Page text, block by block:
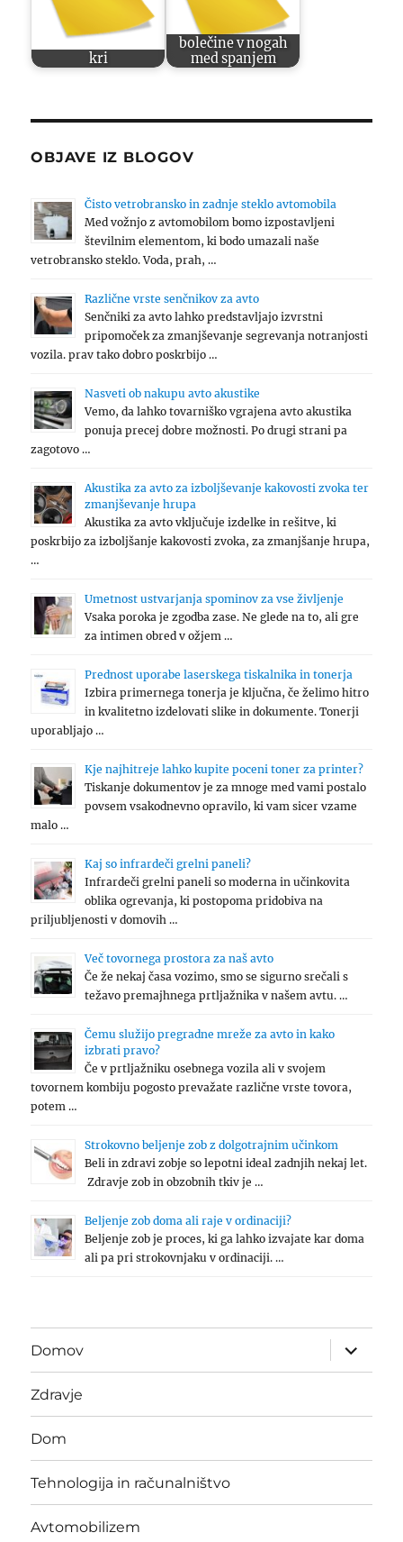
kri
bolečine v nogah
med spanjem
OBJAVE IZ BLOGOV
Čisto vetrobransko in zadnje steklo avtomobila
Med vožnjo z avtomobilom bomo izpostavljeni
številnim elementom, ki bodo umazali naše
vetrobransko steklo. Voda, prah, …
Različne vrste senčnikov za avto
Senčniki za avto lahko predstavljajo izvrstni
pripomoček za zmanjševanje segrevanja notranjosti
vozila. prav tako dobro poskrbijo …
Nasveti ob nakupu avto akustike
Vemo, da lahko tovarniško vgrajena avto akustika
ponuja precej dobre možnosti. Po drugi strani pa
zagotovo …
Akustika za avto za izboljševanje kakovosti zvoka ter
zmanjševanje hrupa
Akustika za avto vključuje izdelke in rešitve, ki
poskrbijo za izboljšanje kakovosti zvoka, za zmanjšanje hrupa,
…
Umetnost ustvarjanja spominov za vse življenje
Vsaka poroka je zgodba zase. Ne glede na to, ali gre
za intimen obred v ožjem …
Prednost uporabe laserskega tiskalnika in tonerja
Izbira primernega tonerja je ključna, če želimo hitro
in kvalitetno izdelovati slike in dokumente. Tonerji
uporabljajo …
Kje najhitreje lahko kupite poceni toner za printer?
Tiskanje dokumentov je za mnoge med vami postalo
povsem vsakodnevno opravilo, ki vam sicer vzame
malo …
Kaj so infrardeči grelni paneli?
Infrardeči grelni paneli so moderna in učinkovita
oblika ogrevanja, ki postopoma pridobiva na
priljubljenosti v domovih …
Več tovornega prostora za naš avto
Če že nekaj časa vozimo, smo se sigurno srečali s
težavo premajhnega prtljažnika v našem avtu. …
Čemu služijo pregradne mreže za avto in kako
izbrati pravo?
Če v prtljažniku osebnega vozila ali v svojem
tovornem kombiju pogosto prevažate različne vrste tovora,
potem …
Strokovno beljenje zob z dolgotrajnim učinkom
Beli in zdravi zobje so lepotni ideal zadnjih nekaj let.
Zdravje zob in obzobnih tkiv je …
Beljenje zob doma ali raje v ordinaciji?
Beljenje zob je proces, ki ga lahko izvajate kar doma
ali pa pri strokovnjaku v ordinaciji. …
Domov
expand
child
menu
Zdravje
Dom
Tehnologija in računalništvo
Avtomobilizem